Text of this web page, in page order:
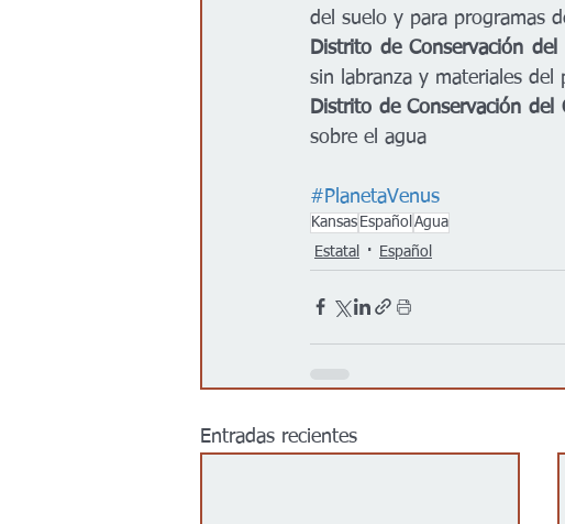
del suelo y para programas
Distrito de Conservación
sin labranza y materiales del
Distrito de Conservación del
sobre el agua
#PlanetaVenus
Kansas Español Agua
Estatal
Español
Entradas recientes